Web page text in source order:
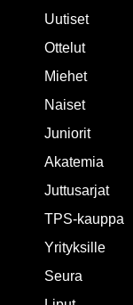
Uutiset
Ottelut
Miehet
Naiset
Juniorit
Akatemia
Juttusarjat
TPS-kauppa
Yrityksille
Seura